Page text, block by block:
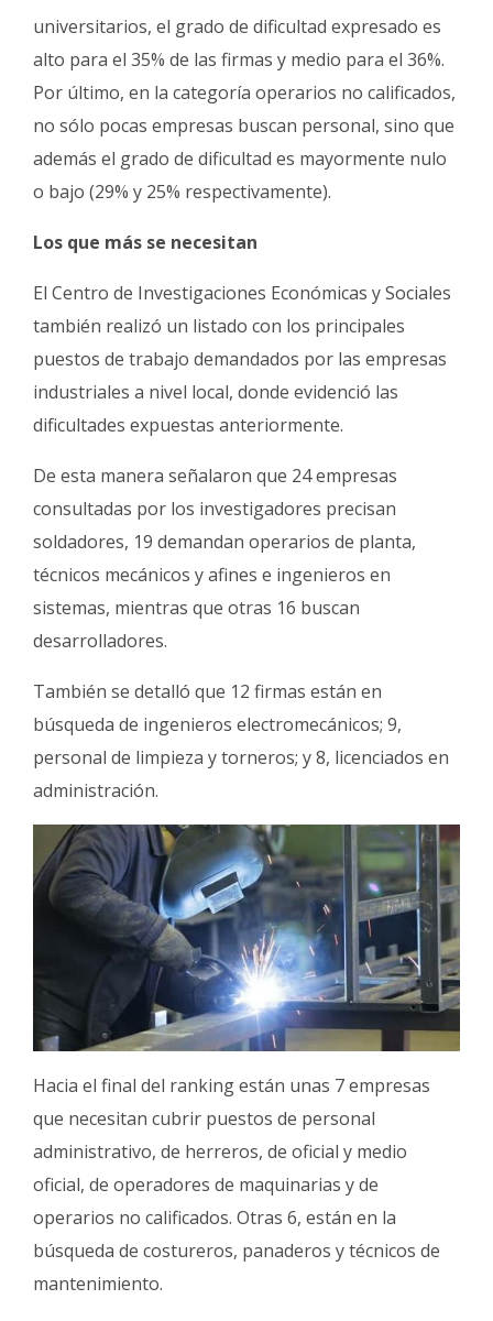
universitarios, el grado de dificultad expresado es
alto para el 35% de las firmas y medio para el 36%.
Por último, en la categoría operarios no calificados,
no sólo pocas empresas buscan personal, sino que
además el grado de dificultad es mayormente nulo
o bajo (29% y 25% respectivamente).
Los que más se necesitan
El Centro de Investigaciones Económicas y Sociales
también realizó un listado con los principales
puestos de trabajo demandados por las empresas
industriales a nivel local, donde evidenció las
dificultades expuestas anteriormente.
De esta manera señalaron que 24 empresas
consultadas por los investigadores precisan
soldadores, 19 demandan operarios de planta,
técnicos mecánicos y afines e ingenieros en
sistemas, mientras que otras 16 buscan
desarrolladores.
También se detalló que 12 firmas están en
búsqueda de ingenieros electromecánicos; 9,
personal de limpieza y torneros; y 8, licenciados en
administración.
Hacia el final del ranking están unas 7 empresas
que necesitan cubrir puestos de personal
administrativo, de herreros, de oficial y medio
oficial, de operadores de maquinarias y de
operarios no calificados. Otras 6, están en la
búsqueda de costureros, panaderos y técnicos de
mantenimiento.